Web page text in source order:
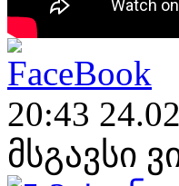
20:43
მსგავსი